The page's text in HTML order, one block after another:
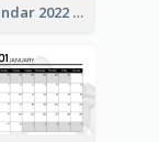
Foral Calendar 2022 With Notes